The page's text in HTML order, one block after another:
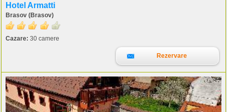
Hotel Armatti
Brasov (Brasov)
Cazare: 30 camere
Rezervare